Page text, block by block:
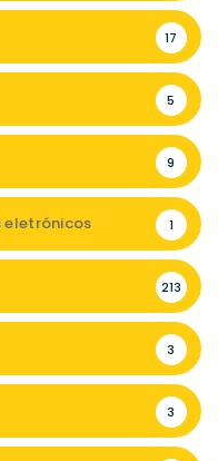
17
5
9
eletrónicos 1
213
3
3